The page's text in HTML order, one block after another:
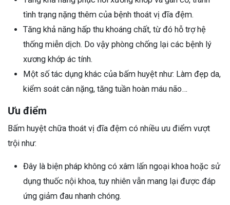
tình trạng nặng thêm của bệnh thoát vị đĩa đệm.
Tăng khả năng hấp thu khoáng chất, từ đó hỗ trợ hệ
thống miễn dịch. Do vậy phòng chống lại các bệnh lý
xương khớp ác tính.
Một số tác dụng khác của bấm huyệt như: Làm đẹp da,
kiểm soát cân nặng, tăng tuần hoàn máu não…
Ưu điểm
Bấm huyệt chữa thoát vị đĩa đệm có nhiều ưu điểm vượt
trội như:
Đây là biện pháp không có xâm lấn ngoại khoa hoặc sử
dụng thuốc nội khoa, tuy nhiên vẫn mang lại được đáp
ứng giảm đau nhanh chóng.